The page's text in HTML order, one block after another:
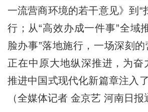
一流营商环境的若干意见》到“
行；从“高效办成一件事”全域
脸办事”落地施行，一场深刻的
正在中原大地纵深推进，为奋
推进中国式现代化新篇章注入了
（全媒体记者 金京艺 河南日报